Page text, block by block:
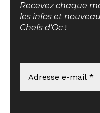
Recevez chaque
les infos et
Chefs d'Oc !